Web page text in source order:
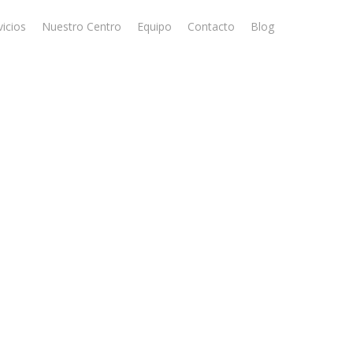
Nuestro Centro Equipo Contacto Blog